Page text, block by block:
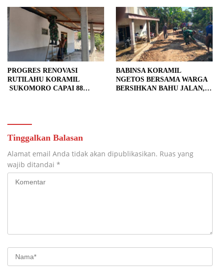
PROGRES RENOVASI
RUTILAHU KORAMIL
SUKOMORO CAPAI 88
BABINSA KORAMIL
NGETOS BERSAMA WARGA
BERSIHKAN BAHU JALAN,
Tinggalkan Balasan
Alamat email Anda tidak akan dipublikasikan. Ruas yang
wajib ditandai *